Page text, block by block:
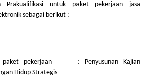
Prakualifikasi untuk paket pekerjaan jasa
sebagai berikut :
paket pekerjaan : Penyusunan Kajian
Hidup Strategis